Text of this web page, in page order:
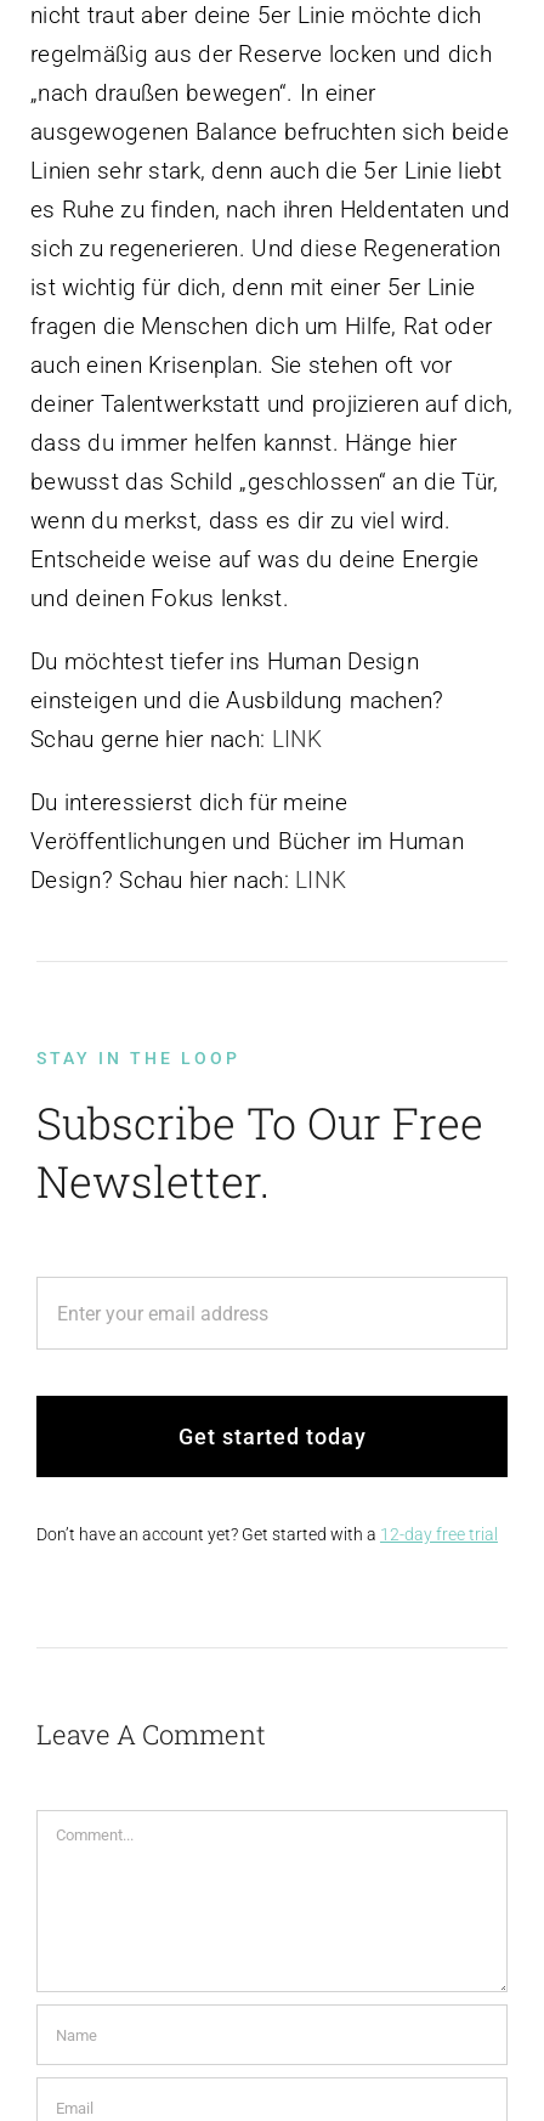
nicht traut aber deine 5er Linie möchte dich
regelmäßig aus der Reserve locken und dich
„nach draußen bewegen“. In einer
ausgewogenen Balance befruchten sich beide
Linien sehr stark, denn auch die 5er Linie liebt
es Ruhe zu finden, nach ihren Heldentaten und
sich zu regenerieren. Und diese Regeneration
ist wichtig für dich, denn mit einer 5er Linie
fragen die Menschen dich um Hilfe, Rat oder
auch einen Krisenplan. Sie stehen oft vor
deiner Talentwerkstatt und projizieren auf dich,
dass du immer helfen kannst. Hänge hier
bewusst das Schild „geschlossen“ an die Tür,
wenn du merkst, dass es dir zu viel wird.
Entscheide weise auf was du deine Energie
und deinen Fokus lenkst.
Du möchtest tiefer ins Human Design
einsteigen und die Ausbildung machen?
Schau gerne hier nach: LINK
Du interessierst dich für meine
Veröffentlichungen und Bücher im Human
Design? Schau hier nach: LINK
STAY IN THE LOOP
Subscribe To Our Free
Newsletter.
Get started today
Don’t have an account yet? Get started with a 12-day free trial
Leave A Comment
Comment